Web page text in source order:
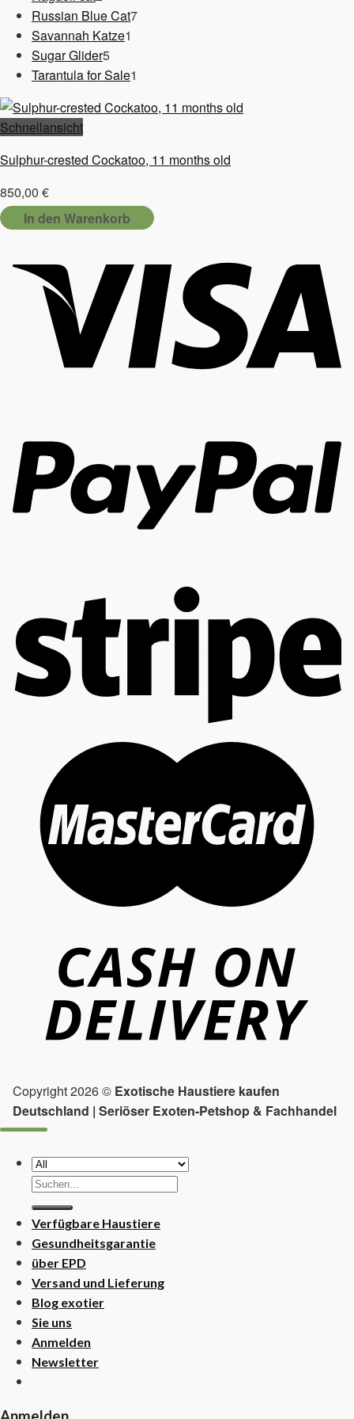
Produkte
Russian Blue Cat77
Savannah Katze1
Sugar Glider55
Produkte
Tarantula for Sale1
Schnellansicht
Sulphur-crested Cockatoo, 11 months old
850,00 €
In den Warenkorb
Copyright 2026 © Exotische Haustiere kaufen
Deutschland | Seriöser Exoten-Petshop & Fachhandel
Suchen
nach:
Verfügbare Haustiere
Gesundheitsgarantie
über EPD
Versand und Lieferung
Blog exotier
Sie uns
Anmelden
Newsletter